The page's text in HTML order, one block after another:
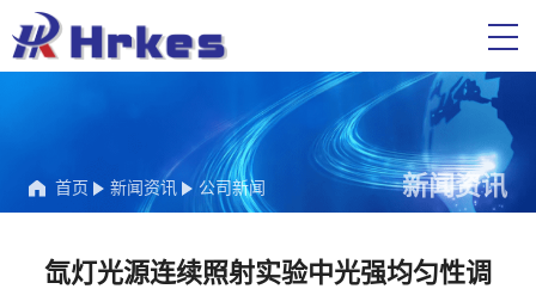
首页 新闻资讯 公司新闻 新闻资讯
氙灯光源连续照射实验中光强均匀性调